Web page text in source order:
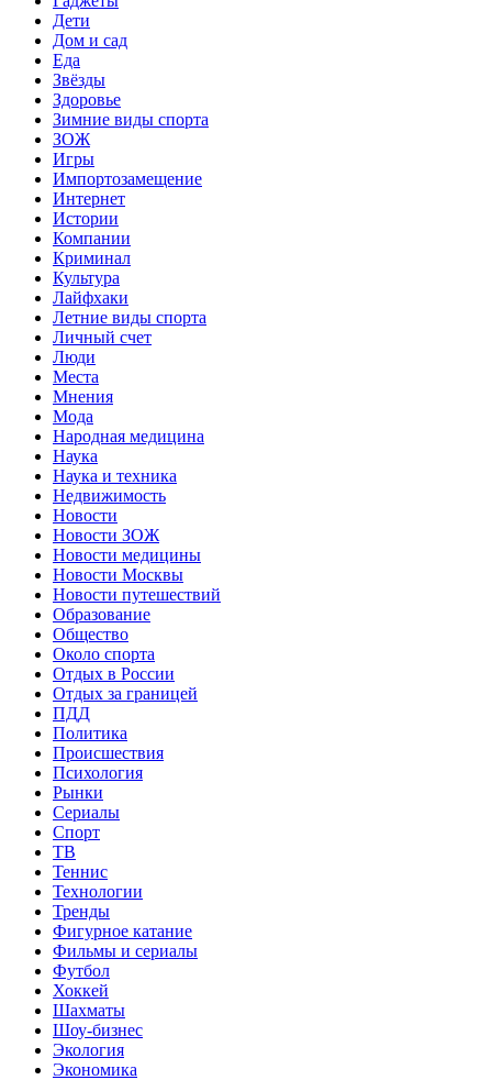
Дети
Дом и сад
Еда
Звёзды
Здоровье
Зимние виды спорта
ЗОЖ
Игры
Импортозамещение
Интернет
Истории
Компании
Криминал
Культура
Лайфхаки
Летние виды спорта
Личный счет
Люди
Места
Мнения
Мода
Народная медицина
Наука
Наука и техника
Недвижимость
Новости
Новости ЗОЖ
Новости медицины
Новости Москвы
Новости путешествий
Образование
Общество
Около спорта
Отдых в России
Отдых за границей
ПДД
Политика
Происшествия
Психология
Рынки
Сериалы
Спорт
ТВ
Теннис
Технологии
Тренды
Фигурное катание
Фильмы и сериалы
Футбол
Хоккей
Шахматы
Шоу-бизнес
Экология
Экономика